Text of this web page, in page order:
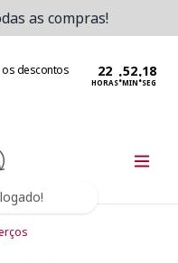
as compras!
descontos
HORAS:MIN:SEG